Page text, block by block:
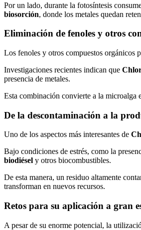
Por un lado, durante la fotosíntesis
biosorción, donde los metales quedan
Eliminación de fenoles y otros
Los fenoles y otros compuestos orgánicos
Investigaciones recientes indican que
presencia de metales.
Esta combinación convierte a la microalga
De la descontaminación a la
Uno de los aspectos más interesantes de
Bajo condiciones de estrés, como la
biodiésel y otros biocombustibles.
De esta manera, un residuo altamente
transforman en nuevos recursos.
Retos para su aplicación a gran
A pesar de su enorme potencial, la